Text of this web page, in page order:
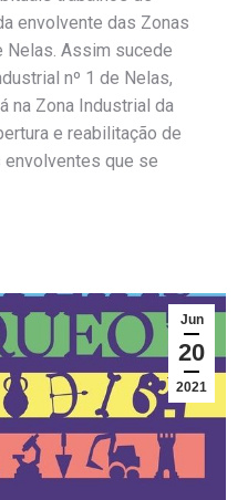
envolvente das Zonas
Nelas. Assim sucede
nº 1 de Nelas,
na Zona Industrial da
e reabilitação de
que se
Jun
20
2021